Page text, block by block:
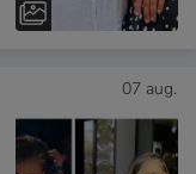
07 aug.